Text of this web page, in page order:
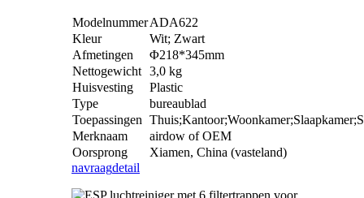
ModelnummerADA622
Kleur
Wit; Zwart
Afmetingen
Φ218*345mm
Nettogewicht 3,0 kg
Huisvesting
Plastic
Type
bureaublad
Toepassingen
Merknaam
airdow of OEM
Oorsprong
Xiamen, China (vasteland)
navraagdetail